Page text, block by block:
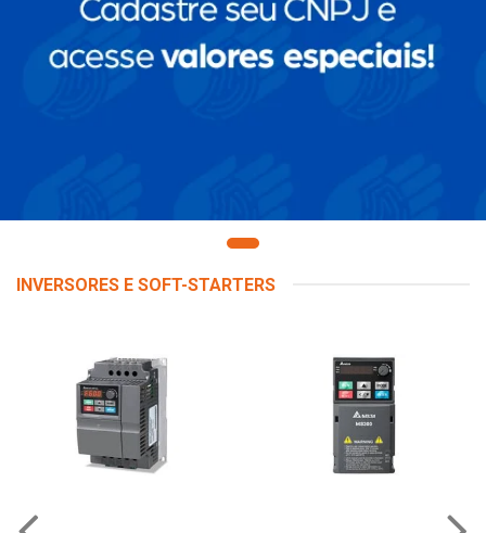
INVERSORES E SOFT-STARTERS